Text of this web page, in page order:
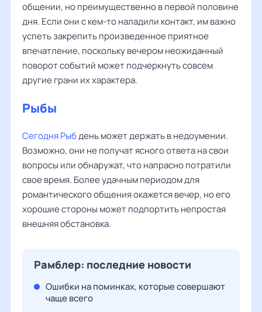
общении, но преимущественно в первой половине
дня. Если они с кем-то наладили контакт, им важно
успеть закрепить произведенное приятное
впечатление, поскольку вечером неожиданный
поворот событий может подчеркнуть совсем
другие грани их характера.
Рыбы
Сегодня Рыбдень может держать в недоумении.
Возможно, они не получат ясного ответа на свои
вопросы или обнаружат, что напрасно потратили
свое время. Более удачным периодом для
романтического общения окажется вечер, но его
хорошие стороны может подпортить непростая
внешняя обстановка.
Рамблер: последние новости
Ошибки на поминках, которые совершают
чаще всего